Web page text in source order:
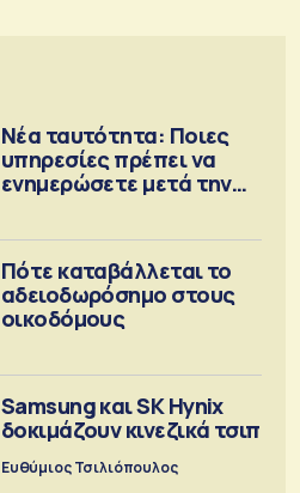
Νέα ταυτότητα: Ποιες
υπηρεσίες πρέπει να
ενημερώσετε μετά την
Πότε καταβάλλεται το
αδειοδωρόσημο στους
οικοδόμους
Samsung και SK Hynix
δοκιμάζουν κινεζικά τσιπ
Ευθύμιος Τσιλιόπουλος